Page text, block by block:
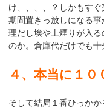
け、、、、？しかもす
期間置きっ放しになる
理だし埃や土煙りが入
のか。倉庫代だけでも十
４、本当に１
そして結局１番ひっか